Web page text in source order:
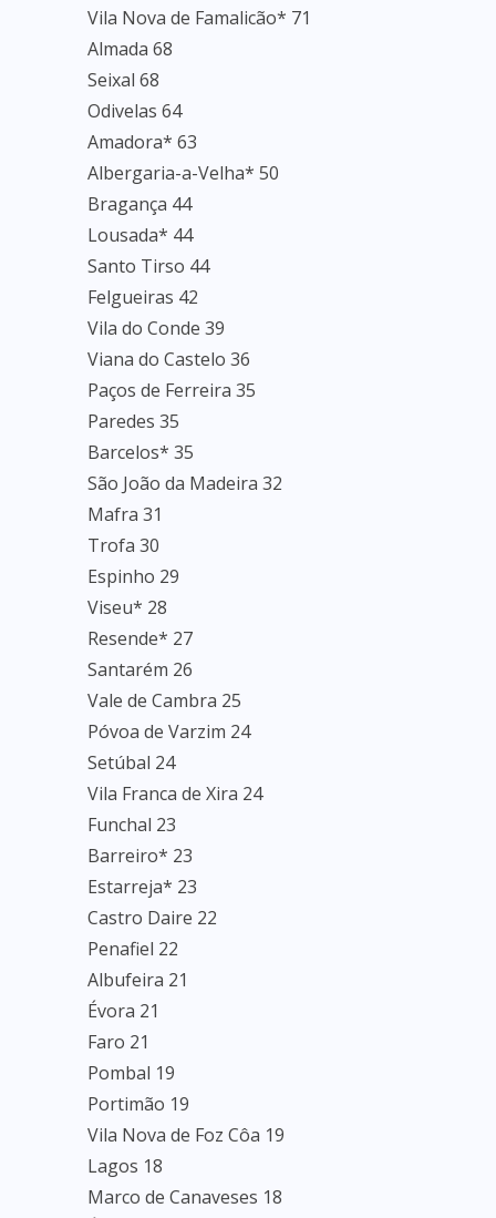
Vila Nova de Famalicão* 71
Almada 68
Seixal 68
Odivelas 64
Amadora* 63
Albergaria-a-Velha* 50
Bragança 44
Lousada* 44
Santo Tirso 44
Felgueiras 42
Vila do Conde 39
Viana do Castelo 36
Paços de Ferreira 35
Paredes 35
Barcelos* 35
São João da Madeira 32
Mafra 31
Trofa 30
Espinho 29
Viseu* 28
Resende* 27
Santarém 26
Vale de Cambra 25
Póvoa de Varzim 24
Setúbal 24
Vila Franca de Xira 24
Funchal 23
Barreiro* 23
Estarreja* 23
Castro Daire 22
Penafiel 22
Albufeira 21
Évora 21
Faro 21
Pombal 19
Portimão 19
Vila Nova de Foz Côa 19
Lagos 18
Marco de Canaveses 18